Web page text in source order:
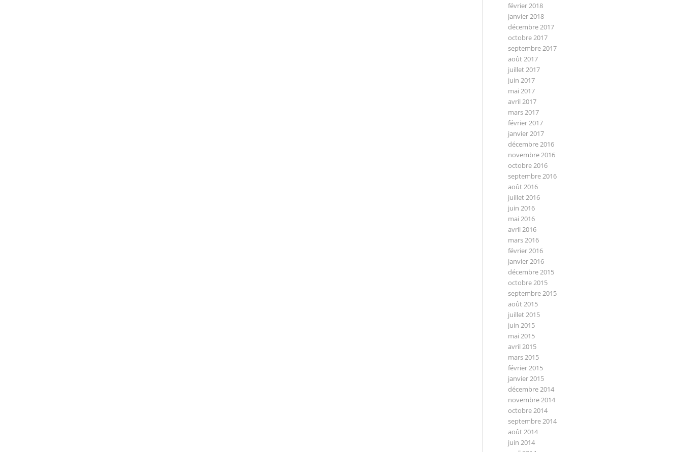
février 2018
janvier 2018
décembre 2017
octobre 2017
septembre 2017
août 2017
juillet 2017
juin 2017
mai 2017
avril 2017
mars 2017
février 2017
janvier 2017
décembre 2016
novembre 2016
octobre 2016
septembre 2016
août 2016
juillet 2016
juin 2016
mai 2016
avril 2016
mars 2016
février 2016
janvier 2016
décembre 2015
octobre 2015
septembre 2015
août 2015
juillet 2015
juin 2015
mai 2015
avril 2015
mars 2015
février 2015
janvier 2015
décembre 2014
novembre 2014
octobre 2014
septembre 2014
août 2014
juin 2014